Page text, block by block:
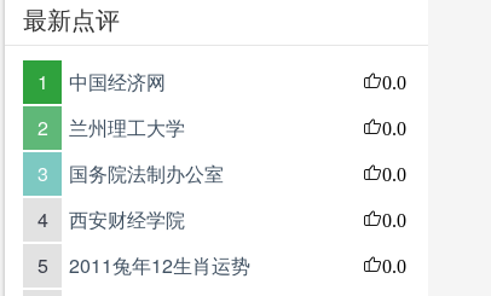
最新点评
1 中国经济网 0.0
2 兰州理工大学 0.0
3 国务院法制办公室 0.0
4 西安财经学院 0.0
5 2011兔年12生肖运势 0.0